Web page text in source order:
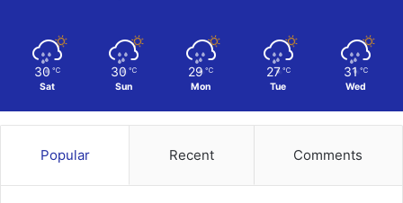
30 ℃
Sat
30 ℃
Sun
29 ℃
Mon
27 ℃
Tue
31 ℃
Wed
Popular Recent Comments